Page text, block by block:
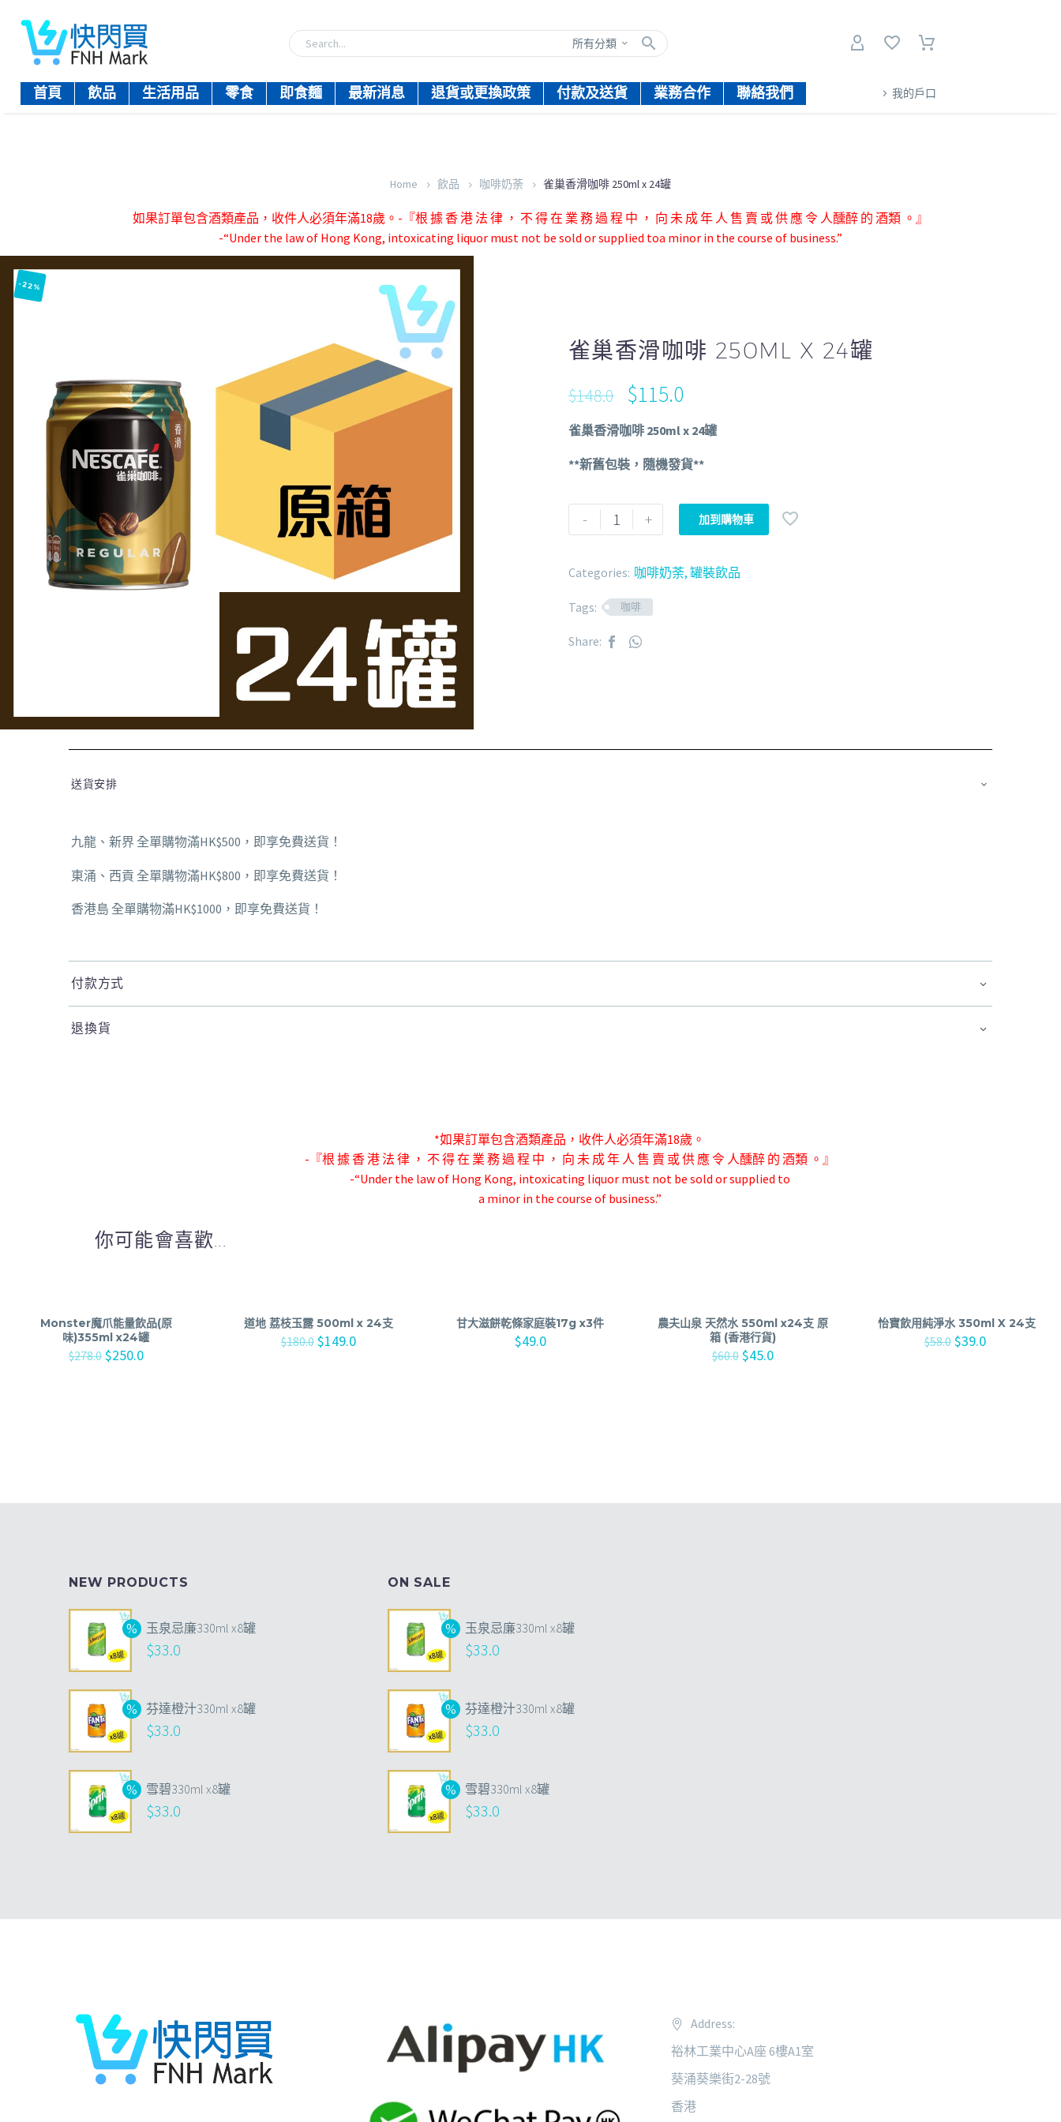
所有分類
首頁 飲品 生活用品 零食 即食麵 最新消息 退貨或更換政策 付款及送貨 業務合作 聯絡我們 我的戶口
Home 飲品 咖啡奶荼 雀巢香滑咖啡 250ml x 24罐
如果訂單包含酒類產品，收件人必須年滿18歲。-『根 據 香 港 法 律 ， 不 得 在 業 務 過 程 中 ， 向 未 成 年 人 售 賣 或 供 應 令 人醺醉 的 酒類 。』
-“Under the law of Hong Kong, intoxicating liquor must not be sold or supplied toa minor in the course of business.”
-22%
雀巢香滑咖啡 250ML X 24罐
$148.0 $115.0
雀巢香滑咖啡 250ml x 24罐
**新舊包裝，隨機發貨**
- + 加到購物車
Categories: 咖啡奶荼, 罐裝飲品
Tags: 咖啡
Share:
送貨安排
九龍、新界 全單購物滿HK$500，即享免費送貨！
東涌、西貢 全單購物滿HK$800，即享免費送貨！
香港島 全單購物滿HK$1000，即享免費送貨！
付款方式
退換貨
*如果訂單包含酒類產品，收件人必須年滿18歲。
-『根 據 香 港 法 律 ， 不 得 在 業 務 過 程 中 ， 向 未 成 年 人 售 賣 或 供 應 令 人醺醉 的 酒類 。』
-“Under the law of Hong Kong, intoxicating liquor must not be sold or supplied to
a minor in the course of business.”
你可能會喜歡...
Monster魔爪能量飲品(原
味)355ml x24罐
$278.0 $250.0
道地 荔枝玉露 500ml x 24支
$180.0 $149.0
甘大滋餅乾條家庭裝17g x3件
$49.0
農夫山泉 天然水 550ml x24支 原
箱 (香港行貨)
$60.0 $45.0
怡寶飲用純淨水 350ml X 24支
$58.0 $39.0
NEW PRODUCTS
玉泉忌廉330ml x8罐
$33.0
芬達橙汁330ml x8罐
$33.0
雪碧330ml x8罐
$33.0
ON SALE
玉泉忌廉330ml x8罐
$33.0
芬達橙汁330ml x8罐
$33.0
雪碧330ml x8罐
$33.0
Address:
裕林工業中心A座 6樓A1室
葵涌葵樂街2-28號
香港